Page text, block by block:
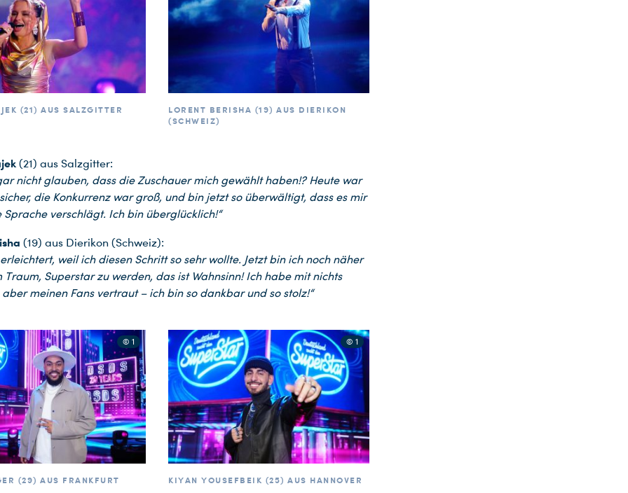
(21) AUS SALZGITTER
LORENT BERISHA (19) AUS DIERIKON
(SCHWEIZ)
(21) aus Salzgitter:
nicht glauben, dass die Zuschauer mich gewählt haben!? Heute war
die Konkurrenz war groß, und bin jetzt so überwältigt, dass es mir
verschlägt. Ich bin überglücklich!“
(19) aus Dierikon (Schweiz):
weil ich diesen Schritt so sehr wollte. Jetzt bin ich noch näher
Traum, Superstar zu werden, das ist Wahnsinn! Ich habe mit nichts
meinen Fans vertraut – ich bin so dankbar und so stolz!“
© 1
(29) AUS FRANKFURT
© 1
KIYAN YOUSEFBEIK (25) AUS HANNOVER